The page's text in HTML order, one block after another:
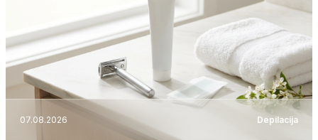
07.08.2026 Depilacija